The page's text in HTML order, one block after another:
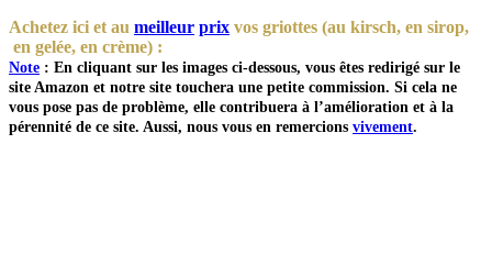
Achetez ici et au meilleur prix vos griottes (au kirsch, en sirop,
en gelée, en crème) :
Note : En cliquant sur les images ci-dessous, vous êtes redirigé sur le
site Amazon et notre site touchera une petite commission. Si cela ne
vous pose pas de problème, elle contribuera à l’amélioration et à la
pérennité de ce site. Aussi, nous vous en remercions vivement.